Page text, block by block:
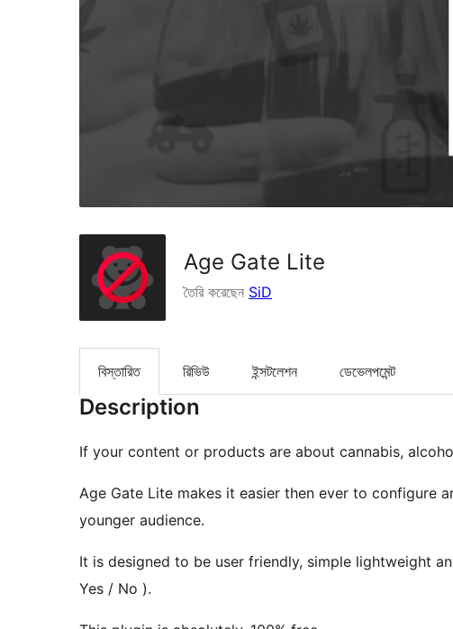
Age Gate Lite
তৈরি করেছেন SiD
বিস্তারিত রিভিউ ইন্সটলেশন ডেভেলপমেন্ট
Description
If your content or products are about cannabis,
Age Gate Lite makes it easier then ever to configure
younger audience.
It is designed to be user friendly, simple lightweight
Yes / No ).